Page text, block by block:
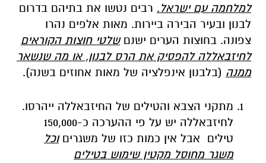
למלחמה עם ישראל. רבים נטשו את בתיהם בדרום
לבנון ובעיר הבירה ביירות. מאות אלפים נהרו
צפונה. בחוצות הערים ישנםשלטי חוצות הקוראים
לחיזבאללה להפסיק את הרס לבנון, או מה שנשאר
ממנה (בלבנון אינפלציה של מאות אחוזים בשנה).
מתקני הצבא והטילים של החיזבאללה ייהרסו.
לחיזבאללה יש על פי ההערכה כ-150,000
טילים אבל אין כמות כזו של משגריםוכל
משגר מחוסל מקטין שימוש בטילים